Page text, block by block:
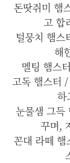
돈땃쥐미 햄
고 합
털뭉치 햄
해
멜팅 햄스
고독 햄스터
하
눈물샘 그
꾸며,
꼰대 라떼